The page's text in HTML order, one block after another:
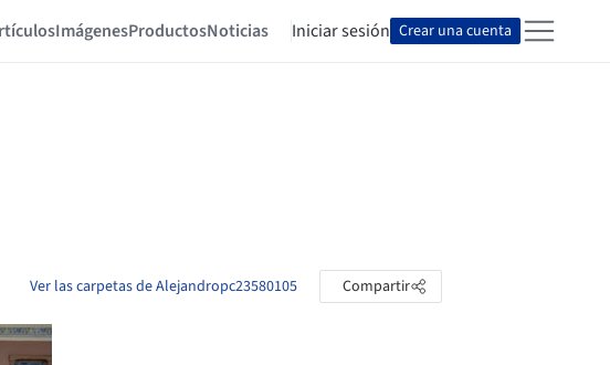
ImágenesProductosNoticias Iniciar sesión Crear una cuenta
Ver las carpetas de Alejandropc23580105 Compartir